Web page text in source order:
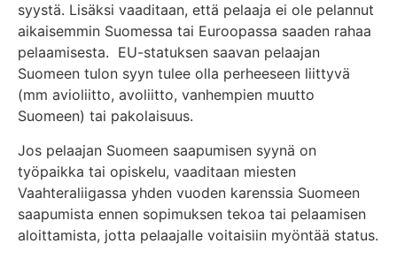
syystä. Lisäksi vaaditaan, että pelaaja ei ole pelannut
aikaisemmin Suomessa tai Euroopassa saaden rahaa
pelaamisesta. EU-statuksen saavan pelaajan
Suomeen tulon syyn tulee olla perheeseen liittyvä
(mm avioliitto, avoliitto, vanhempien muutto
Suomeen) tai pakolaisuus.
Jos pelaajan Suomeen saapumisen syynä on
työpaikka tai opiskelu, vaaditaan miesten
Vaahteraliigassa yhden vuoden karenssia Suomeen
saapumista ennen sopimuksen tekoa tai pelaamisen
aloittamista, jotta pelaajalle voitaisiin myöntää status.